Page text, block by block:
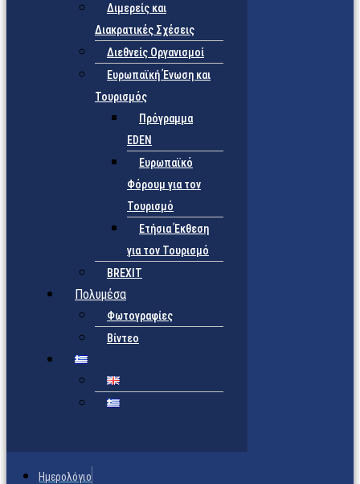
Διμερείς και
Διακρατικές Σχέσεις
Διεθνείς Οργανισμοί
Ευρωπαϊκή Ένωση και
Τουρισμός
Πρόγραμμα
EDEN
Ευρωπαϊκό
Φόρουμ για τον
Τουρισμό
Ετήσια Έκθεση
για τον Τουρισμό
BREXIT
Πολυμέσα
Φωτογραφίες
Βίντεο
Ημερολόγιο